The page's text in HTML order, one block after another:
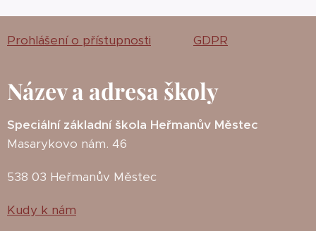
Prohlášení o přístupnosti GDPR
Název a adresa školy
Speciální základní škola Heřmanův Městec
Masarykovo nám. 46
538 03 Heřmanův Městec
Kudy k nám